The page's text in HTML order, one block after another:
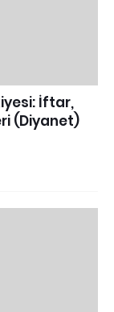
İftar,
(Diyanet)